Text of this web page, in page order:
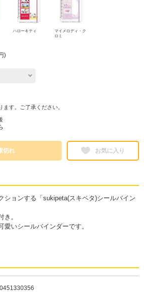
ハローキティ
マイメロディ・ク
ロミ
)
す。ご了承ください。
切れ お気に入り
ションする「sukipeta(スキペタ)シールバイン
。
愛いシールバインダーです。